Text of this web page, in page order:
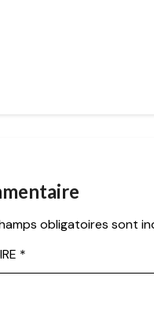
obligatoires sont
*